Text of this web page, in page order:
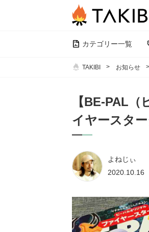
カテゴリー一覧
TAKIBI お知らせ
【BE-PAL
イヤースタ
よねじぃ
2020.10.16